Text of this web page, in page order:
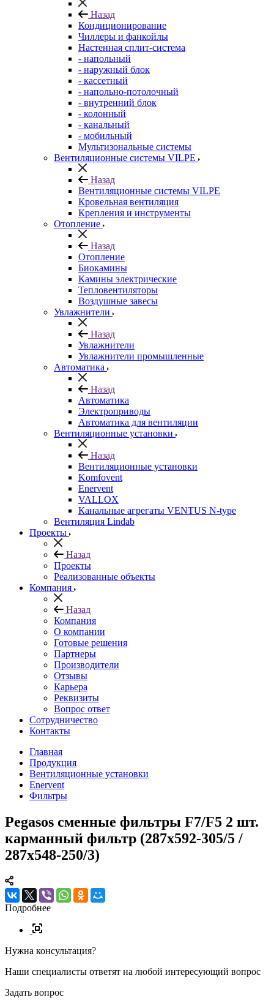
Назад
Кондиционирование
Чиллеры и фанкойлы
Настенная сплит-система
- напольный
- наружный блок
- кассетный
- напольно-потолочный
- внутренний блок
- колонный
- канальный
- мобильный
Мультизональные системы
Вентиляционные системы VILPE
Назад
Вентиляционные системы VILPE
Кровельная вентиляция
Крепления и инструменты
Отопление
Назад
Отопление
Биокамины
Камины электрические
Тепловентиляторы
Воздушные завесы
Увлажнители
Назад
Увлажнители
Увлажнители промышленные
Автоматика
Назад
Автоматика
Электроприводы
Автоматика для вентиляции
Вентиляционные установки
Назад
Вентиляционные установки
Komfovent
Enervent
VALLOX
Канальные агрегаты VENTUS N-type
Вентиляция Lindab
Проекты
Назад
Проекты
Реализованные объекты
Компания
Назад
Компания
О компании
Готовые решения
Партнеры
Производители
Отзывы
Карьера
Реквизиты
Вопрос ответ
Сотрудничество
Контакты
Главная
Продукция
Вентиляционные установки
Enervent
Фильтры
Pegasos сменные фильтры F7/F5 2 шт.
карманный фильтр (287x592-305/5 /
287x548-250/3)
Подробнее
Нужна консультация?
Наши специалисты ответят на любой интересующий вопрос
Задать вопрос